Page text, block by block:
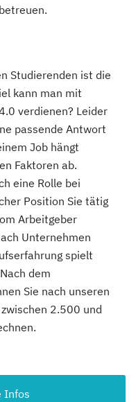
Studierenden ist die
kann man mit
verdienen? Leider
passende Antwort
Job hängt
Faktoren ab.
eine Rolle bei
Position Sie tätig
Arbeitgeber
Unternehmen
spielt
dem
Sie nach unseren
2.500 und
Infos